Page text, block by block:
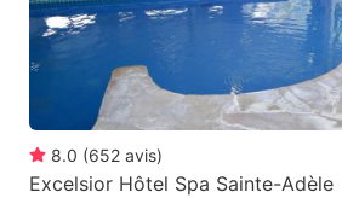
8.0 (652 avis)
Excelsior Hôtel Spa Sainte-Adèle